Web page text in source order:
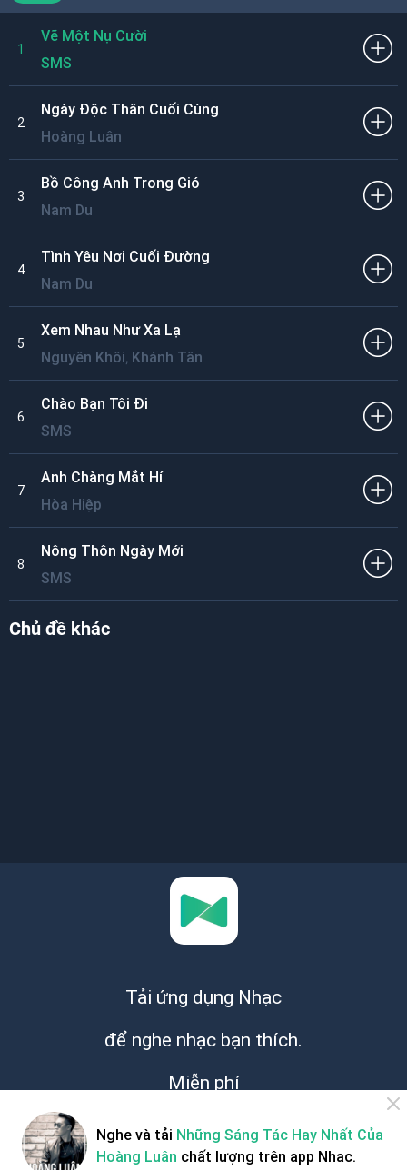
1
Vẽ Một Nụ Cười
SMS
2
Ngày Độc Thân Cuối Cùng
Hoàng Luân
3
Bồ Công Anh Trong Gió
Nam Du
4
Tình Yêu Nơi Cuối Đường
Nam Du
5
Xem Nhau Như Xa Lạ
Nguyên Khôi, Khánh Tân
6
Chào Bạn Tôi Đi
SMS
7
Anh Chàng Mắt Hí
Hòa Hiệp
8
Nông Thôn Ngày Mới
SMS
Chủ đề khác
Tải ứng dụng Nhạc
để nghe nhạc bạn thích.
Miễn phí
Nghe và tải Những Sáng Tác Hay Nhất Của
Hoàng Luân chất lượng trên app Nhac.